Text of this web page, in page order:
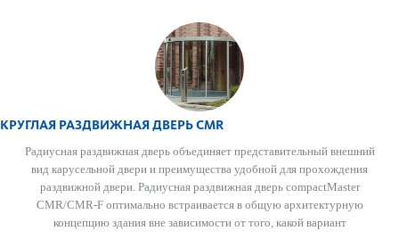
КРУГЛАЯ РАЗДВИЖНАЯ ДВЕРЬ CMR
Радиусная раздвижная дверь объединяет представительный внешний
вид карусельной двери и преимущества удобной для прохождения
раздвижной двери. Радиусная раздвижная дверь compactMaster
CMR/CMR-F оптимально встраивается в общую архитектурную
концепцию здания вне зависимости от того, какой вариант